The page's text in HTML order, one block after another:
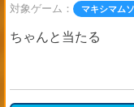
対象ゲーム： マキシマム
ちゃんと当たる